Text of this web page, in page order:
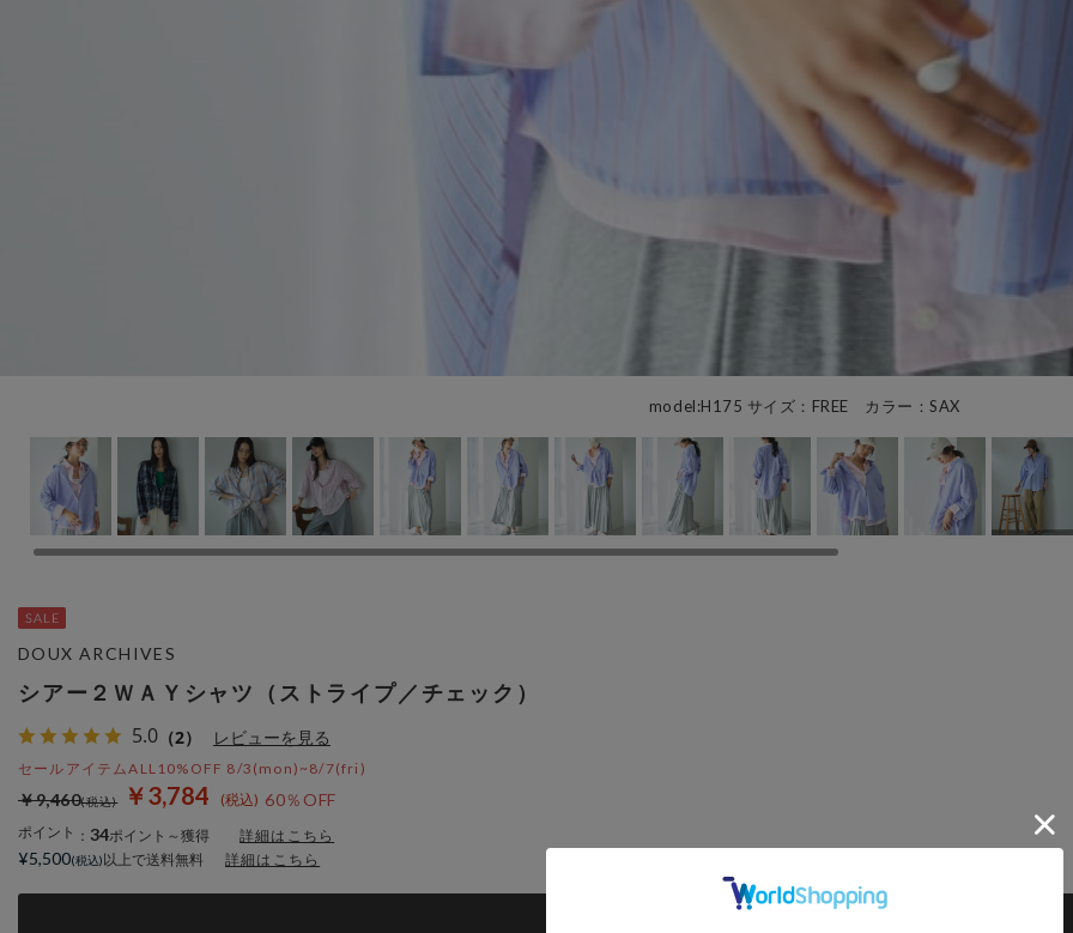
model:H175 サイズ：FREE カラー：SAX
シアー２ＷＡＹシャツ（ストライプ／チェック）
5.0 （2） レビューを見る
セールアイテムALL10%OFF 8/3(mon)~8/7(fri)
￥3,784 60％OFF
￥9,460
ポイント ： 34ポイント～獲得 詳細はこちら
DOUX ARCHIVES
¥5,500 以上で送料無料 詳細はこちら